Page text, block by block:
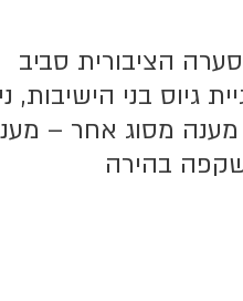
הציבורית סביב
גיוס בני הישיבות,
מענה מסוג אחר –
בהירה